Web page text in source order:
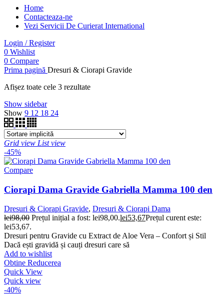
Home
Contacteaza-ne
Vezi Servicii De Curierat International
Login / Register
0 Wishlist
0 Compare
Prima pagină Dresuri & Ciorapi Gravide
Afișez toate cele 3 rezultate
Show sidebar
Show 9 12 18 24
Grid view List view
-45%
Compare
Ciorapi Dama Gravide Gabriella Mamma 100 den
Dresuri & Ciorapi Gravide, Dresuri & Ciorapi Dama
lei98,00 Prețul inițial a fost: lei98,00.lei53,67Prețul curent este:
lei53,67.
Dresuri pentru Gravide cu Extract de Aloe Vera – Confort și Stil
Dacă ești gravidă și cauți dresuri care să
Add to wishlist
Obtine Reducerea
Quick View
Quick view
-40%